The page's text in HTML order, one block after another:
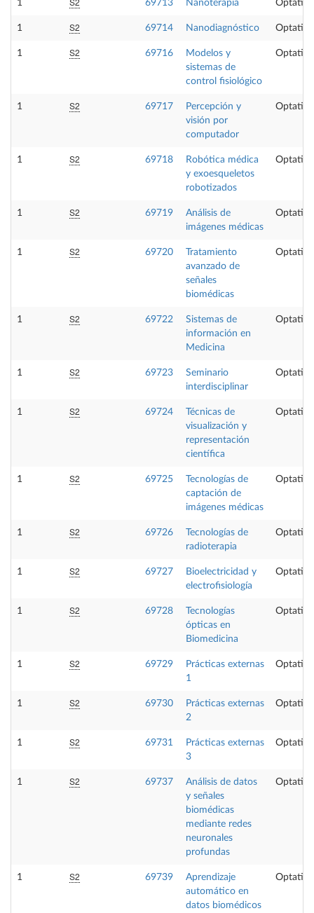
1 69713 Nanoterapia Optativa
1 S2 69714 Nanodiagnóstico Optativa
1 S2 69716
Modelos y
sistemas de
control fisiológico
Optativa
1 S2 69717
Percepción y
visión por
computador
Optativa
1 S2 69718
Robótica médica
y exoesqueletos
robotizados
Optativa
1 S2 69719
Análisis de
imágenes médicas
Optativa
1 S2 69720
Tratamiento
avanzado de
señales
biomédicas
Optativa
1 S2 69722
Sistemas de
información en
Medicina
Optativa
1 S2 69723
Seminario
interdisciplinar
Optativa
1 S2 69724
Técnicas de
visualización y
representación
científica
Optativa
1 S2 69725
Tecnologías de
captación de
imágenes médicas
Optativa
1 S2 69726
Tecnologías de
radioterapia
Optativa
1 S2 69727
Bioelectricidad y
electrofisiología
Optativa
1 S2 69728
Tecnologías
ópticas en
Biomedicina
Optativa
1 S2 69729
Prácticas externas
1
Optativa
1 S2 69730
Prácticas externas
2
Optativa
1 S2 69731
Prácticas externas
3
Optativa
1 S2 69737
Análisis de datos
y señales
biomédicas
mediante redes
neuronales
profundas
Optativa
1 S2 69739
Aprendizaje
automático en
datos biomédicos
Optativa